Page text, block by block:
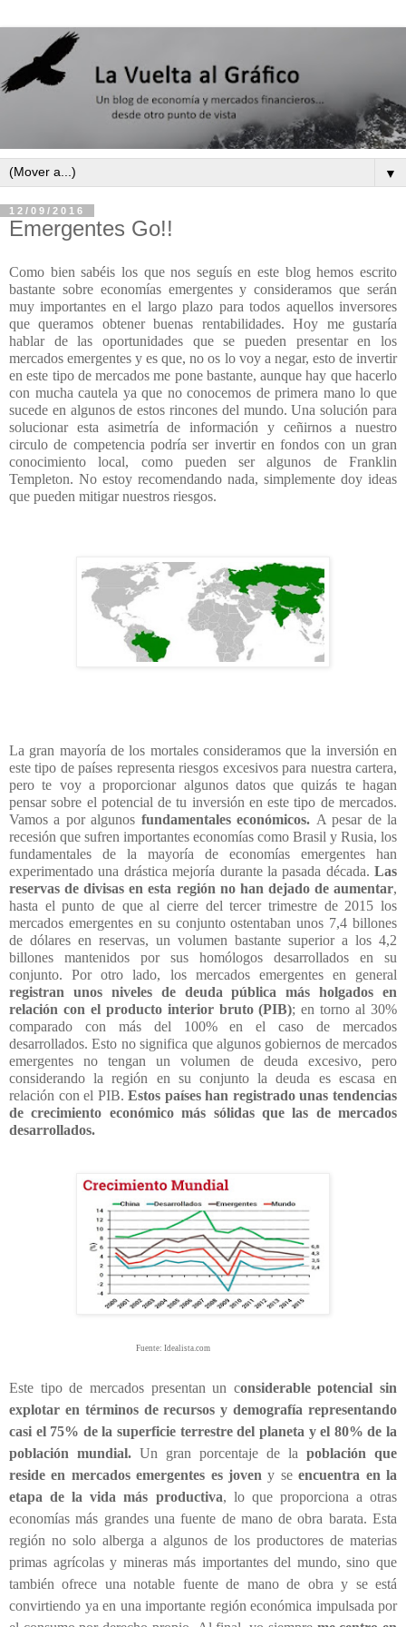
▼
12/09/2016
Emergentes Go!!
Como bien sabéis los que nos seguís en este blog hemos escrito
bastante sobre economías emergentes y consideramos que serán
muy importantes en el largo plazo para todos aquellos inversores
que queramos obtener buenas rentabilidades. Hoy me gustaría
hablar de las oportunidades que se pueden presentar en los
mercados emergentes y es que, no os lo voy a negar, esto de invertir
en este tipo de mercados me pone bastante, aunque hay que hacerlo
con mucha cautela ya que no conocemos de primera mano lo que
sucede en algunos de estos rincones del mundo. Una solución para
solucionar esta asimetría de información y ceñirnos a nuestro
circulo de competencia podría ser invertir en fondos con un gran
conocimiento local, como pueden ser algunos de Franklin
Templeton. No estoy recomendando nada, simplemente doy ideas
que pueden mitigar nuestros riesgos.
La gran mayoría de los mortales consideramos que la inversión en
este tipo de países representa riesgos excesivos para nuestra cartera,
pero te voy a proporcionar algunos datos que quizás te hagan
pensar sobre el potencial de tu inversión en este tipo de mercados.
Vamos a por algunos fundamentales económicos. A pesar de la
recesión que sufren importantes economías como Brasil y Rusia, los
fundamentales de la mayoría de economías emergentes han
experimentado una drástica mejoría durante la pasada década. Las
reservas de divisas en esta región no han dejado de aumentar,
hasta el punto de que al cierre del tercer trimestre de 2015 los
mercados emergentes en su conjunto ostentaban unos 7,4 billones
de dólares en reservas, un volumen bastante superior a los 4,2
billones mantenidos por sus homólogos desarrollados en su
conjunto. Por otro lado, los mercados emergentes en general
registran unos niveles de deuda pública más holgados en
relación con el producto interior bruto (PIB); en torno al 30%
comparado con más del 100% en el caso de mercados
desarrollados. Esto no significa que algunos gobiernos de mercados
emergentes no tengan un volumen de deuda excesivo, pero
considerando la región en su conjunto la deuda es escasa en
relación con el PIB. Estos países han registrado unas tendencias
de crecimiento económico más sólidas que las de mercados
desarrollados.
Fuente: Idealista.com
Este tipo de mercados presentan un considerable potencial sin
explotar en términos de recursos y demografía representando
casi el 75% de la superficie terrestre del planeta y el 80% de la
población mundial. Un gran porcentaje de la población que
reside en mercados emergentes es joveny seencuentra en la
etapa de la vida más productiva, lo que proporciona a otras
economías más grandes una fuente de mano de obra barata. Esta
región no solo alberga a algunos de los productores de materias
primas agrícolas y mineras más importantes del mundo, sino que
también ofrece una notable fuente de mano de obra y se está
convirtiendo ya en una importante región económica impulsada por